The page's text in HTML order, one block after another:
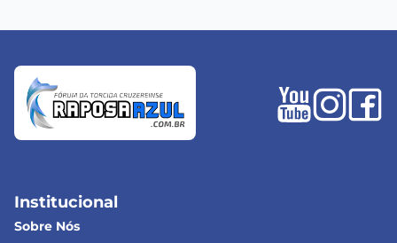
Institucional
Sobre Nós